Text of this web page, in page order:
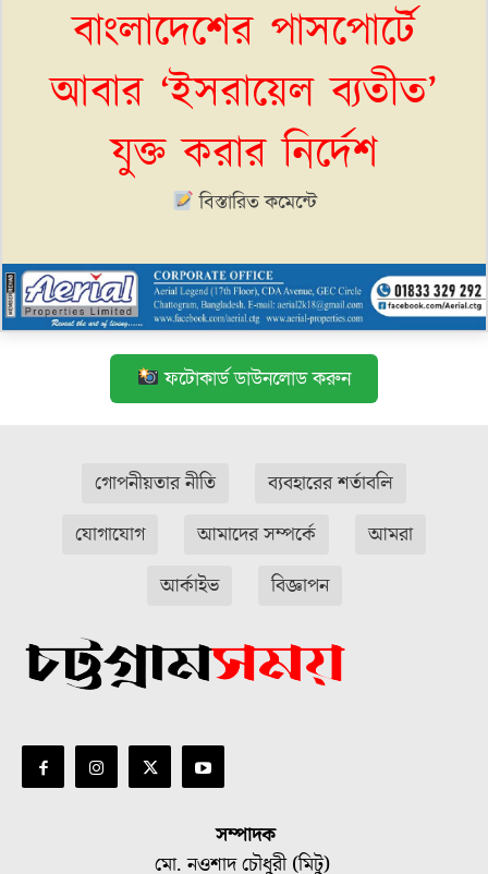
বাংলাদেশের পাসপোর্টে
আবার ‘ইসরায়েল ব্যতীত’
যুক্ত করার নির্দেশ
বিস্তারিত কমেন্টে
ফটোকার্ড ডাউনলোড করুন
গোপনীয়তার নীতি
ব্যবহারের শর্তাবলি
যোগাযোগ
আমাদের সম্পর্কে
আমরা
আর্কাইভ
বিজ্ঞাপন
সম্পাদক
মো. নওশাদ চৌধুরী (মিটু)